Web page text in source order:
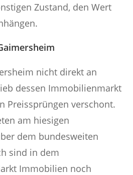
Zustand, den Wert
nicht direkt an
dessen Immobilienmarkt
Preissprüngen verschont.
am hiesigen
dem bundesweiten
sind in dem
Immobilien noch